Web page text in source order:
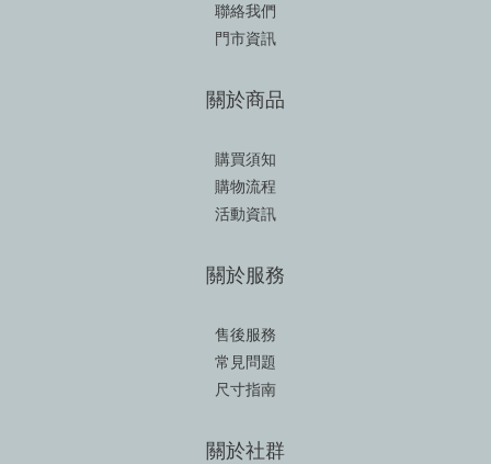
聯絡我們
門市資訊
關於商品
購買須知
購物流程
活動資訊
關於服務
售後服務
常見問題
尺寸指南
關於社群